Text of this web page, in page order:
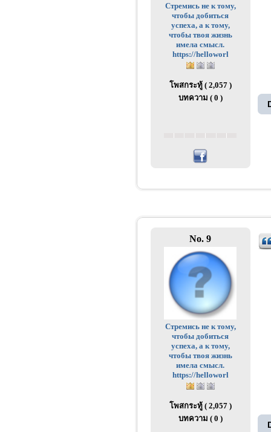
Стремись не к тому,
чтобы добиться
успеха, а к тому,
чтобы твоя жизнь
имела смысл.
https://helloworl
โพสกระทู้ ( 2,057 )
บทความ ( 0 )
No. 9
Стремись не к тому,
чтобы добиться
успеха, а к тому,
чтобы твоя жизнь
имела смысл.
https://helloworl
โพสกระทู้ ( 2,057 )
บทความ ( 0 )